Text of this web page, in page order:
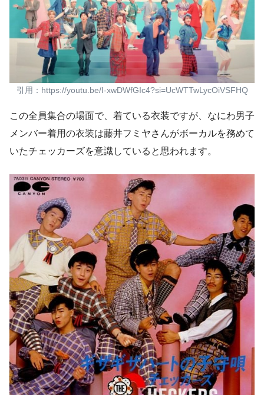
引用：https://youtu.be/I-xwDWfGIc4?si=UcWTTwLycOiVSFHQ
この全員集合の場面で、着ている衣装ですが、なにわ男子
メンバー着用の衣装は藤井フミヤさんがボーカルを務めて
いたチェッカーズを意識していると思われます。